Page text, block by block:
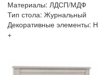
Материалы: ЛДСП/МДФ
Тип стола: Журнальный
Декоративные элементы:
+